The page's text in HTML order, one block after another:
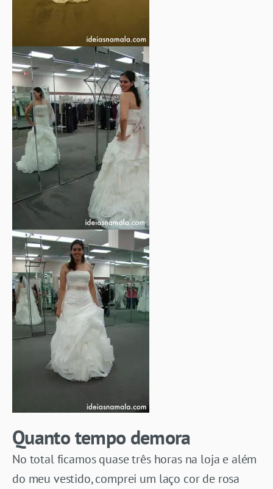
Quanto tempo demora
No total ficamos quase três horas na loja e além
do meu vestido, comprei um laço cor de rosa